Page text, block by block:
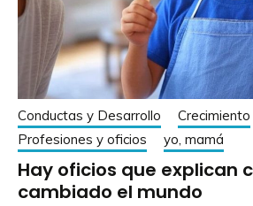
Conductas y Desarrollo
Crecimiento
Profesiones y oficios
yo, mamá
Hay oficios que explican
cambiado el mundo